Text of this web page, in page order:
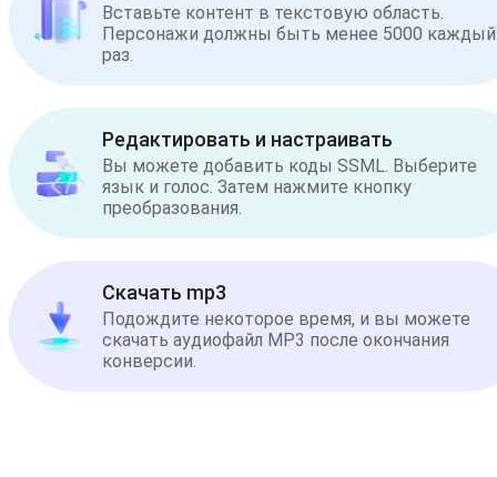
Вставьте контент в текстовую область.
Персонажи должны быть менее 5000 каждый
раз.
Редактировать и настраивать
Вы можете добавить коды SSML. Выберите
язык и голос. Затем нажмите кнопку
преобразования.
Скачать mp3
Подождите некоторое время, и вы можете
скачать аудиофайл MP3 после окончания
конверсии.